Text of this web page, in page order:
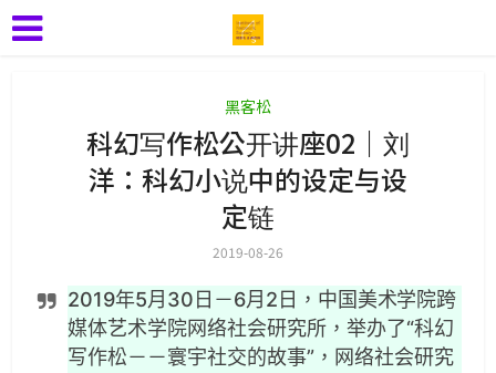
黑客松
科幻写作松公开讲座02｜刘
洋：科幻小说中的设定与设
定链
2019-08-26
2019年5月30日－6月2日，中国美术学院跨
媒体艺术学院网络社会研究所，举办了“科幻
写作松－－寰宇社交的故事”，网络社会研究